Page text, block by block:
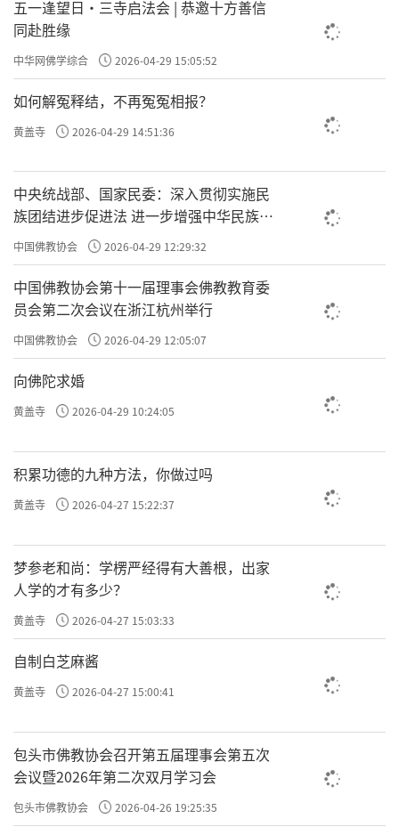
境而住，名为覆审住。」
心被干扰，把所缘给弄丢了。这时候，你得立刻
回来的意思。
四、后别住：「次于后时转得差别，名后别
住。」
这个也叫“近住”。功夫到这儿就又进了一步。心念
刚一动，还没跑远呢，你就能警觉到，马上就把
它拽回来。
这说明你那颗习惯向外跑的心，开始转向了，往
内收了。
五、调柔住：「次于后时对治生起，心得自在生
欢喜时，名调柔住。」
从这里开始，就能对治内外的一些烦恼了。调伏
了，心就变得
你的身心已经慢慢习惯待在这个所缘境上了，对
外面的五欲六尘越来越没兴趣，身体和心理都会
产生变化，会出现一些觉受（比如“
”：动、
痒、轻、重、滑、涩、冷、暖等等）。
五一逢望日・三寺启法会 | 恭邀十方善信
同赴胜缘
中华网佛学综合 2026-04-29 15:05:52
如何解冤释结，不再冤冤相报？
黄盖寺 2026-04-29 14:51:36
中央统战部、国家民委：深入贯彻实施民
族团结进步促进法 进一步增强中华民族凝
聚力向心力
中国佛教协会 2026-04-29 12:29:32
中国佛教协会第十一届理事会佛教教育委
员会第二次会议在浙江杭州举行
中国佛教协会 2026-04-29 12:05:07
向佛陀求婚
黄盖寺 2026-04-29 10:24:05
积累功德的九种方法，你做过吗
黄盖寺 2026-04-27 15:22:37
梦参老和尚：学楞严经得有大善根，出家
人学的才有多少？
黄盖寺 2026-04-27 15:03:33
自制白芝麻酱
黄盖寺 2026-04-27 15:00:41
包头市佛教协会召开第五届理事会第五次
会议暨2026年第二次双月学习会
包头市佛教协会 2026-04-26 19:25:35